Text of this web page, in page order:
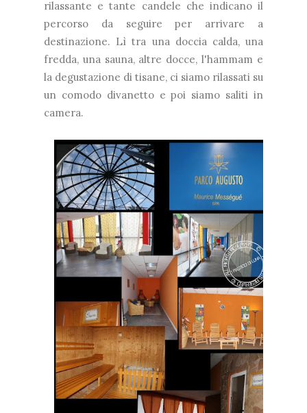
rilassante e tante candele che indicano il
percorso da seguire per arrivare a
destinazione. Lì tra una doccia calda, una
fredda, una sauna, altre docce, l'hammam e
la degustazione di tisane, ci siamo rilassati su
un comodo divanetto e poi siamo saliti in
camera.